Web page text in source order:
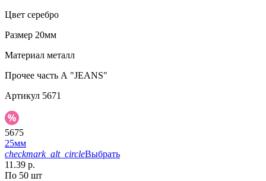
Цвет серебро
Размер 20мм
Материал металл
Прочее часть А "JEANS"
Артикул 5671
5675
25мм
checkmark_alt_circleВыбрать
11.39 р.
По 50 шт